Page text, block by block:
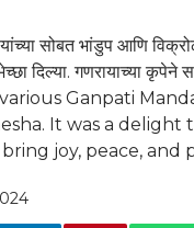
सोबत भांडुप आणि
दिल्या. गणरायाच्या कृपेने
Ganpati
It was a
joy, peace,